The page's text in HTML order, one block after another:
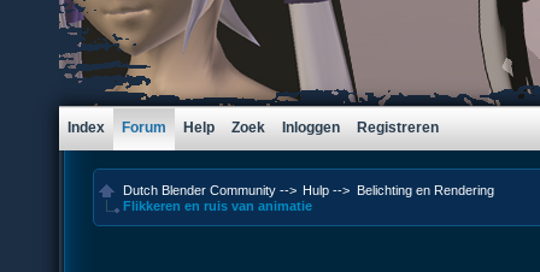
Index Forum Help Zoek Inloggen Registreren
Dutch Blender Community --> Hulp --> Belichting en Rendering
Flikkeren en ruis van animatie